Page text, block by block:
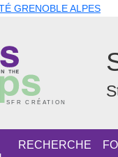
GRENOBLE ALPES
RECHERCHE